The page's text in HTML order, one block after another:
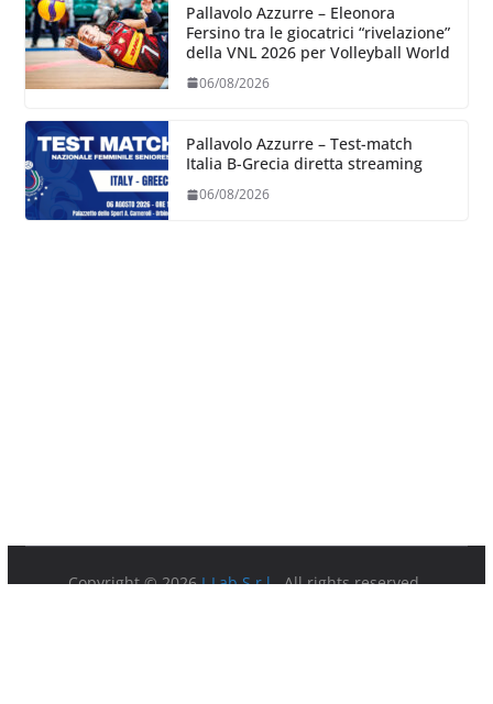
Pallavolo Azzurre – Eleonora
Fersino tra le giocatrici “rivelazione”
della VNL 2026 per Volleyball World
06/08/2026
Pallavolo Azzurre – Test-match
Italia B-Grecia diretta streaming
06/08/2026
Copyright © 2026I-Lab S.r.l.. All rights reserved.